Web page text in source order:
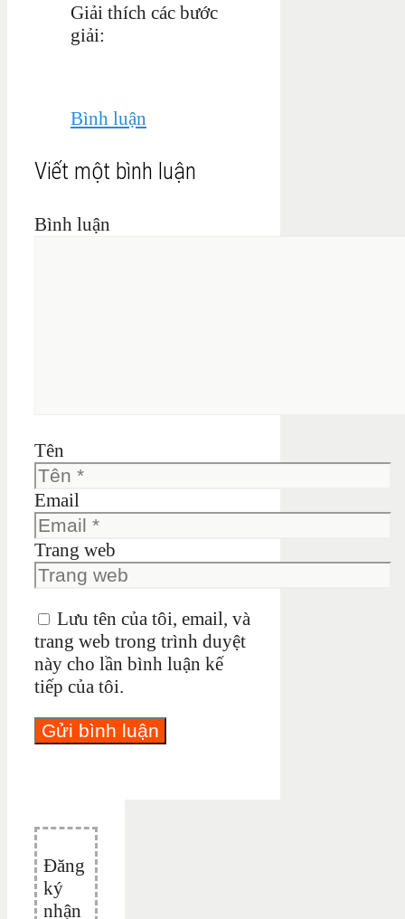
Giải thích các bước
giải:
Bình luận
Viết một bình luận
Bình luận
Tên
Email
Trang web
Lưu tên của tôi, email, và
trang web trong trình duyệt
này cho lần bình luận kế
tiếp của tôi.
Đăng
ký
nhận